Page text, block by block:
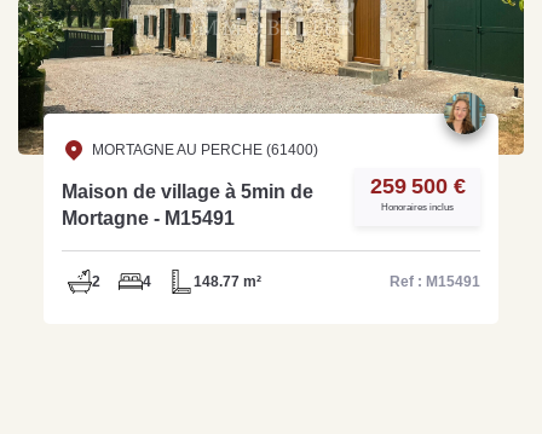
MORTAGNE AU PERCHE (61400)
Maison de village à 5min de
Mortagne - M15491
259 500 €
Honoraires inclus
2 4 148.77 m² Ref : M15491